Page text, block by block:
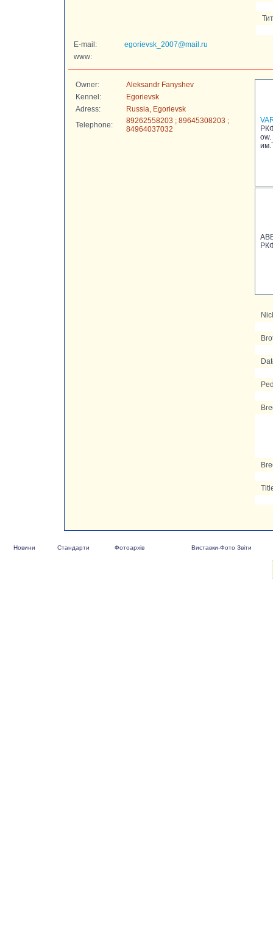
E-mail:
egorievsk_2007@mail.ru
www:
Owner:
Aleksandr Fanyshev
Kennel:
Egorievsk
Adress:
Russia, Egorievsk
Telephone:
89262558203 ; 89645308203 ;
84964037032
Новини Стандарти Фотоархів Виставки-Фото Звіти